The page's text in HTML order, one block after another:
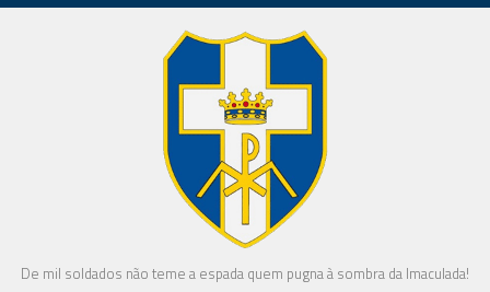
De mil soldados não teme a espada quem pugna à sombra da Imaculada!